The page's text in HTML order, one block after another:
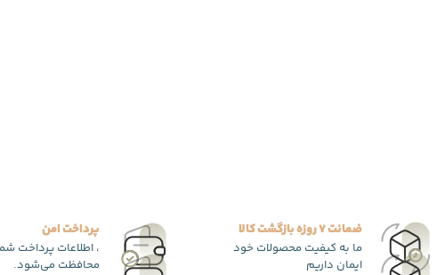
ضمانت 7 روزه بازگشت کالا
ما به کیفیت محصولات خود
ایمان داریم
پرداخت امن
، اطلاعات پرداخت
محافظت می‌شود.